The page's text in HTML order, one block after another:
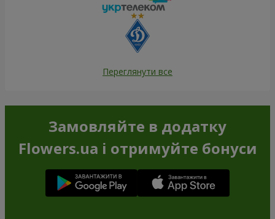
Переглянути все
Замовляйте в додатку
Flowers.ua і отримуйте бонуси